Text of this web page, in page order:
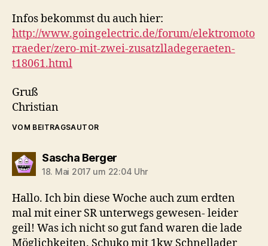
Infos bekommst du auch hier:
http://www.goingelectric.de/forum/elektromoto
rraeder/zero-mit-zwei-zusatzlladegeraeten-
t18061.html
Gruß
Christian
VOM BEITRAGSAUTOR
Sascha Bergersagt:
18. Mai 2017 um 22:04 Uhr
Hallo. Ich bin diese Woche auch zum erdten
mal mit einer SR unterwegs gewesen- leider
geil! Was ich nicht so gut fand waren die lade
Möglichkeiten. Schuko mit 1kw Schnellader